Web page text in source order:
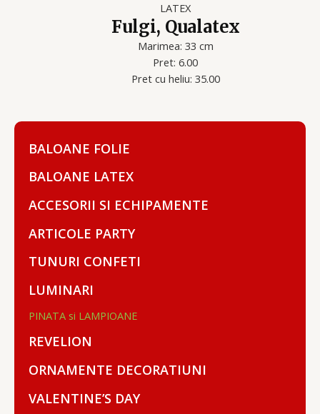
BALOANE FOLIE
BALOANE LATEX
ACCESORII SI ECHIPAMENTE
ARTICOLE PARTY
TUNURI CONFETI
LUMINARI
PINATA si LAMPIOANE
REVELION
ORNAMENTE DECORATIUNI
VALENTINE’S DAY
LATEX
Fulgi, Qualatex
Marimea: 33 cm
Pret: 6.00
Pret cu heliu: 35.00